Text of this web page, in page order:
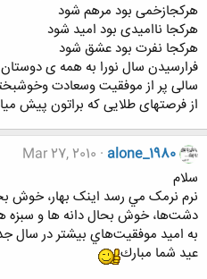
هرکجازخمی بود مرهم شود
هرکجا ناامیدی بود امید شود
هرکجا نفرت بود عشق شود
فرارسیدن سال نورا به همه ی
سالی پر از موفقیت وسعادت
از فرصتهای طلایی که براتون پیش
alone_1980
Mar 27, 2010
سلام
نرم نرمک مي رسد اينک بهار، خوش
دشت‌ها، خوش بحال دانه ها و سبزه
به اميد موفقيت‌هاي بيشتر در سال
عيد شما مبارك